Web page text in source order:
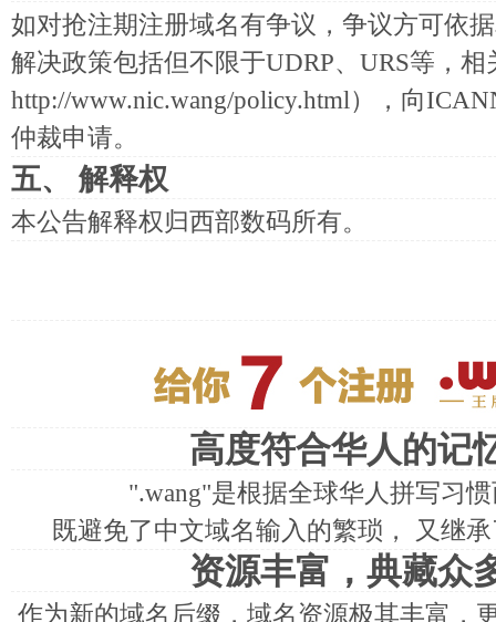
如对抢注期注册域名有争议，争议方可依
解决政策包括但不限于UDRP、URS等，
http://www.nic.wang/policy.html），向
仲裁申请。
五、 解释权
本公告解释权归西部数码所有。
高度符合华人的记
".wang"是根据全球华人拼写习
既避免了中文域名输入的繁琐， 又继
资源丰富，典藏众
作为新的域名后缀，域名资源极其丰富，